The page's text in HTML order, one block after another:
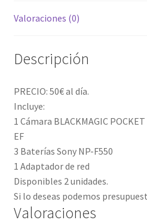
Valoraciones (0)
Descripción
PRECIO: 50€ al día.
Incluye:
1 Cámara BLACKMAGIC
EF
3 Baterías Sony NP-F550
1 Adaptador de red
Disponibles 2 unidades.
Si lo deseas podemos
Valoraciones